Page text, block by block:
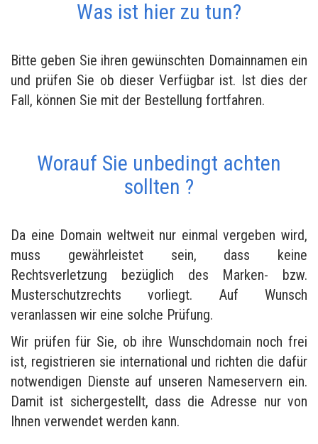
Was ist hier zu tun?
Bitte geben Sie ihren gewünschten Domainnamen ein
und prüfen Sie ob dieser Verfügbar ist. Ist dies der
Fall, können Sie mit der Bestellung fortfahren.
Worauf Sie unbedingt achten
sollten ?
Da eine Domain weltweit nur einmal vergeben wird,
muss gewährleistet sein, dass keine
Rechtsverletzung bezüglich des Marken- bzw.
Musterschutzrechts vorliegt. Auf Wunsch
veranlassen wir eine solche Prüfung.
Wir prüfen für Sie, ob ihre Wunschdomain noch frei
ist, registrieren sie international und richten die dafür
notwendigen Dienste auf unseren Nameservern ein.
Damit ist sichergestellt, dass die Adresse nur von
Ihnen verwendet werden kann.